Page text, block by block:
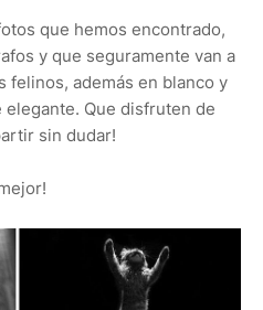
que hemos encontrado,
y que seguramente van a
felinos, además en blanco y
Que disfruten de
sin dudar!